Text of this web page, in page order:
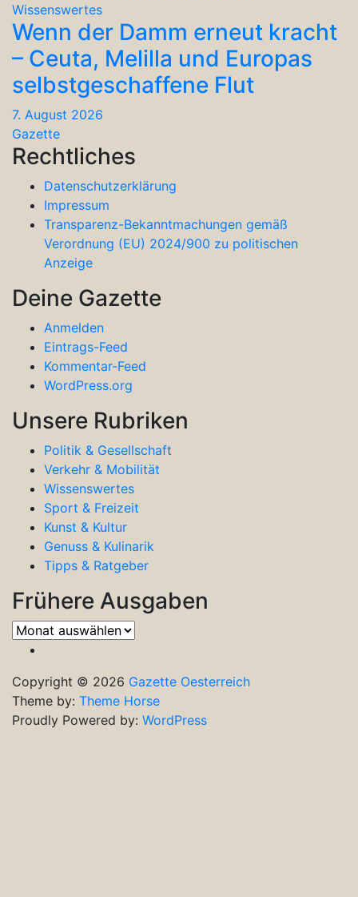
Wissenswertes
Wenn der Damm erneut kracht
– Ceuta, Melilla und Europas
selbstgeschaffene Flut
7. August 2026
Gazette
Rechtliches
Datenschutzerklärung
Impressum
Transparenz-Bekanntmachungen gemäß
Verordnung (EU) 2024/900 zu politischen
Anzeige
Deine Gazette
Anmelden
Eintrags-Feed
Kommentar-Feed
WordPress.org
Unsere Rubriken
Politik & Gesellschaft
Verkehr & Mobilität
Wissenswertes
Sport & Freizeit
Kunst & Kultur
Genuss & Kulinarik
Tipps & Ratgeber
Frühere Ausgaben
Frühere
Ausgaben
Copyright © 2026 Gazette Oesterreich
Theme by: Theme Horse
Proudly Powered by: WordPress